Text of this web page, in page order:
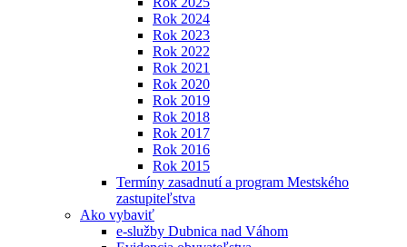
Rok 2024
Rok 2023
Rok 2022
Rok 2021
Rok 2020
Rok 2019
Rok 2018
Rok 2017
Rok 2016
Rok 2015
Termíny zasadnutí a program Mestského
zastupiteľstva
Ako vybaviť
e-služby Dubnica nad Váhom